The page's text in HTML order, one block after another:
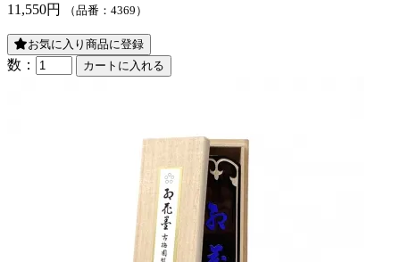
11,550円
（品番：4369）
お気に入り商品に登録
数：